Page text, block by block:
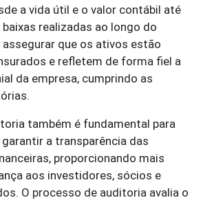
a vida útil e o valor contábil até
realizadas ao longo do
que os ativos estão
e refletem de forma fiel a
da empresa, cumprindo as
também é fundamental para
a transparência das
proporcionando mais
aos investidores, sócios e
O processo de auditoria avalia o